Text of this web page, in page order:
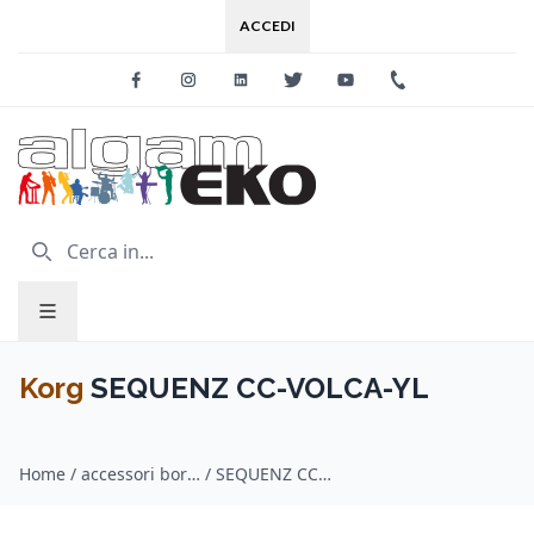
ACCEDI
FacebookInstagramLinkedinTwitter Youtube
Korg SEQUENZ CC-VOLCA-YL
Home / accessori borse, custodie, trasporto / Korg / SEQUENZ CC-VOLCA-YL